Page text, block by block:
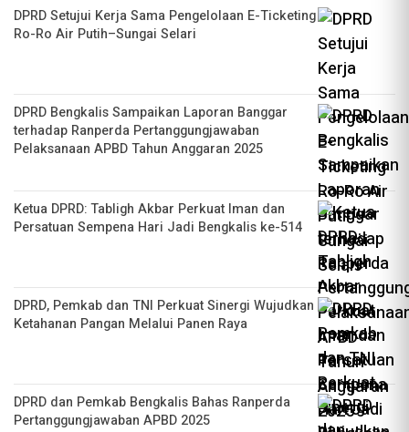
DPRD Setujui Kerja Sama Pengelolaan E-Ticketing
Ro-Ro Air Putih–Sungai Selari
DPRD Bengkalis Sampaikan Laporan Banggar
terhadap Ranperda Pertanggungjawaban
Pelaksanaan APBD Tahun Anggaran 2025
Ketua DPRD: Tabligh Akbar Perkuat Iman dan
Persatuan Sempena Hari Jadi Bengkalis ke-514
DPRD, Pemkab dan TNI Perkuat Sinergi Wujudkan
Ketahanan Pangan Melalui Panen Raya
DPRD dan Pemkab Bengkalis Bahas Ranperda
Pertanggungjawaban APBD 2025